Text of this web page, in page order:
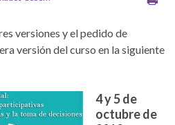
versiones y el pedido de
versión del curso en la siguiente
4 y 5 de
octubre de